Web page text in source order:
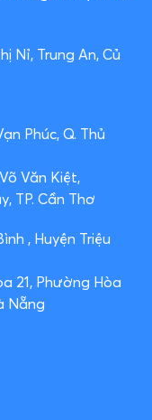
Nỉ, Trung An, Củ
Phúc, Q. Thủ
Văn Kiệt,
TP. Cần Thơ
, Huyện Triệu
21, Phường Hòa
Nẵng